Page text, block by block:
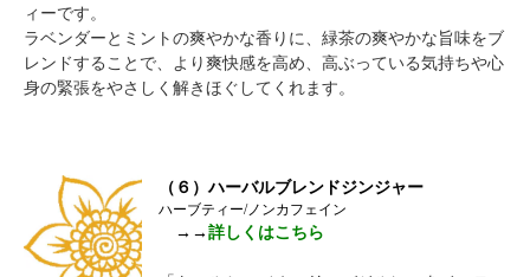
ィーです。
ラベンダーとミントの爽やかな香りに、緑茶の爽やかな旨味をブ
レンドすることで、より爽快感を高め、高ぶっている気持ちや心
身の緊張をやさしく解きほぐしてくれます。
（６）ハーバルブレンドジンジャー
ハーブティー/ノンカフェイン
→→ 詳しくはこちら